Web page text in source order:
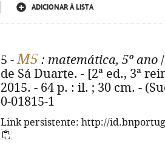
ADICIONAR À LISTA
5 -M5 : matemática, 5º ano
de Sá Duarte. - [2ª ed., 3ª
2015. - 64 p. : il. ; 30 cm. -
0-01815-1
Link persistente: http://